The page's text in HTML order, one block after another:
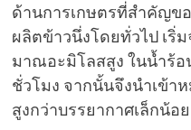
ด้านการเกษตรที่สำคัญข
ผลิตข้าวนึ่งโดยทั่วไป เริ่
มาณอะมิโลสสูง ในน้ำร้อ
ชั่วโมง จากนั้นจึงนำเข้
สูงกว่าบรรยากาศเล็กน้